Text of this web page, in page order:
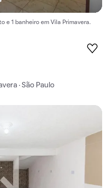
e 1 banheiro em Vila Primavera.
· São Paulo